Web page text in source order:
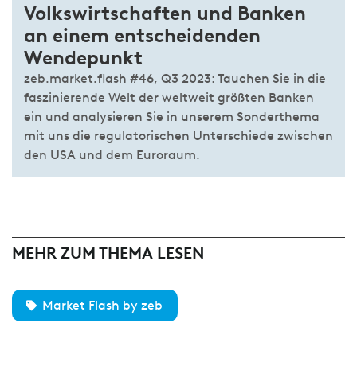
Volkswirtschaften und Banken
an einem entscheidenden
Wendepunkt
zeb.market.flash #46, Q3 2023: Tauchen Sie in die
faszinierende Welt der weltweit größten Banken
ein und analysieren Sie in unserem Sonderthema
mit uns die regulatorischen Unterschiede zwischen
den USA und dem Euroraum.
MEHR ZUM THEMA LESEN
Market Flash by zeb